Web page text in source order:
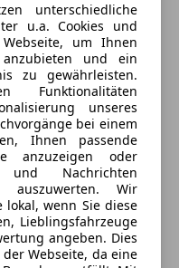
unterschiedliche
u.a. Cookies und
um Ihnen
anzubieten und ein
zu gewährleisten.
Funktionalitäten
unseres
bei einem
Ihnen passende
anzuzeigen oder
und Nachrichten
auszuwerten. Wir
lokal, wenn Sie diese
Lieblingsfahrzeuge
angeben. Dies
Webseite, da eine